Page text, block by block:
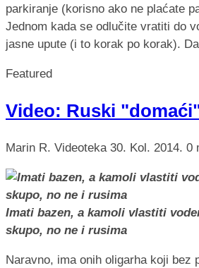
parkiranje (korisno ako ne plaćate
Jednom kada se odlučite vratiti do
jasne upute (i to korak po korak).
Featured
Video: Ruski
Marin R. Videoteka 30. Kol. 2014. 0
Imati bazen, a kamoli vlastiti
skupo, no ne i rusima
Naravno, ima onih oligarha koji bez